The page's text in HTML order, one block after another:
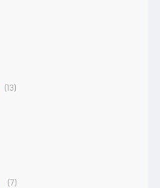
(13)
(7)